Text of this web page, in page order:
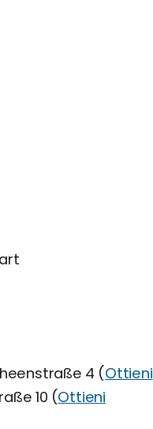
4 (Ottieni
10 (Ottieni